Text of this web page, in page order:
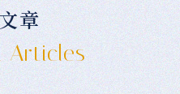
章
Articles